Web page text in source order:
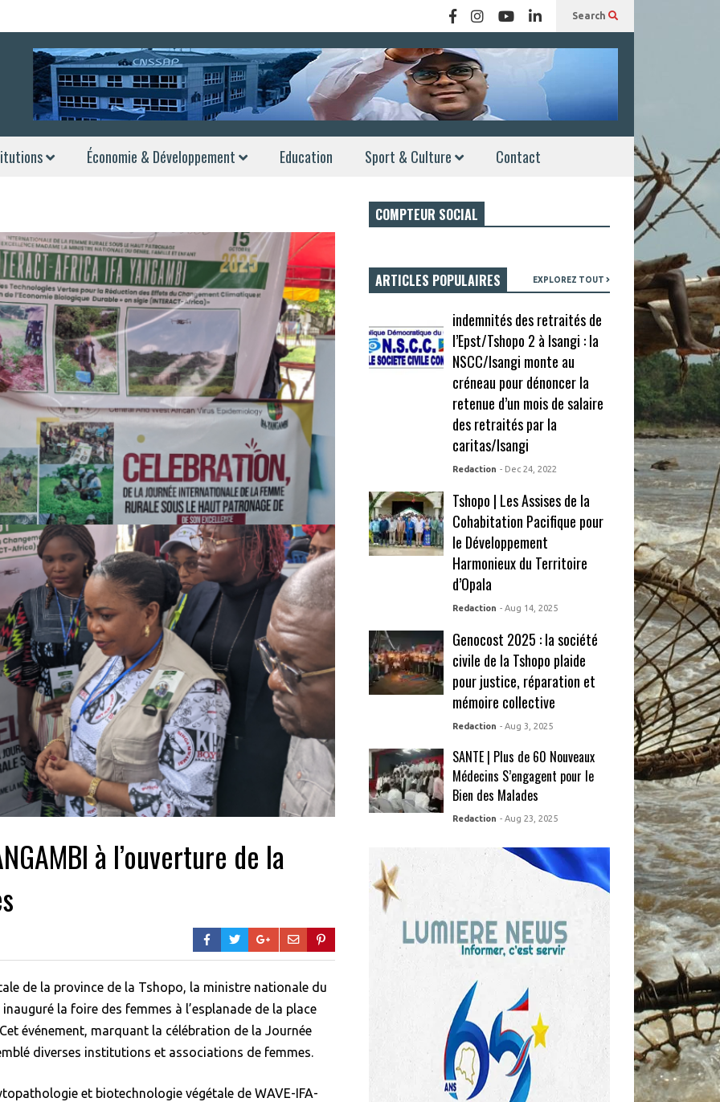
Search
Économie & Développement Education Sport & Culture Contact
à l’ouverture de la
de la province de la Tshopo, la ministre nationale du
la foire des femmes à l’esplanade de la place
événement, marquant la célébration de la Journée
diverses institutions et associations de femmes.
et biotechnologie végétale de WAVE-IFA-
COMPTEUR SOCIAL
ARTICLES POPULAIRES EXPLOREZ TOUT
indemnités des retraités de
l’Epst/Tshopo 2 à Isangi : la
NSCC/Isangi monte au
créneau pour dénoncer la
retenue d’un mois de salaire
des retraités par la
caritas/Isangi
Redaction - Dec 24, 2022
Tshopo | Les Assises de la
Cohabitation Pacifique pour
le Développement
Harmonieux du Territoire
d’Opala
Redaction - Aug 14, 2025
Genocost 2025 : la société
civile de la Tshopo plaide
pour justice, réparation et
mémoire collective
Redaction - Aug 3, 2025
SANTE | Plus de 60 Nouveaux
Médecins S’engagent pour le
Bien des Malades
Redaction - Aug 23, 2025